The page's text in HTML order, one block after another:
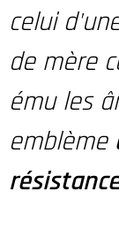
celui
de mère
ému les
emblème